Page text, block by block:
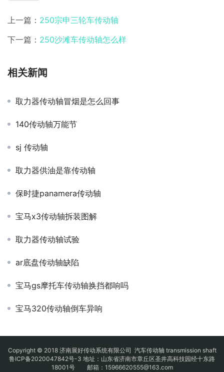
上一篇： 250宗申三轮车传动轴
下一篇： 250沙滩车传动轴怎么样
相关新闻
取力器传动轴冒烟是怎么回事
140传动轴万能节
sj 传动轴
取力器供油是靠传动轴
保时捷panamera传动轴
宝马x3传动轴拆装图解
取力器传动轴试验
ar底盘传动轴缺陷
宝马gs摩托车传动轴换挡都响吗
宝马320传动轴倒车异响
Copyright © 2018 济南展好传动系统有限公司 汽车传动轴 transmission shaft
鲁ICP备2020047842号-3 地址：山东省济南市章丘区圣井高科技园经十东路
18001号 邮箱：15966620555@163.com